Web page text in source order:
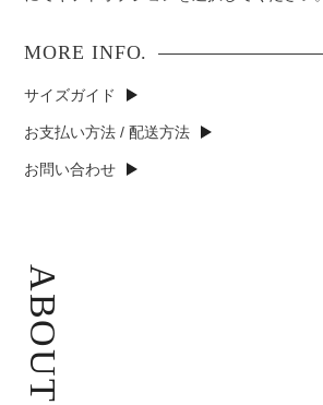
サイズガイド
お支払い方法 / 配送方法
お問い合わせ
ABOUT